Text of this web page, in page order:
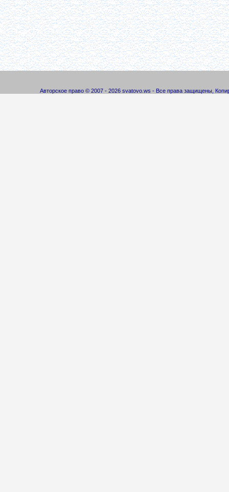
Авторское право © 2007 - 2026 svatovo.ws - Все права защищены,